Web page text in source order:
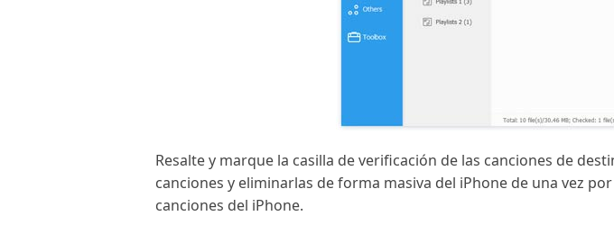
Resalte y marque la casilla de verificación de las canciones de
canciones y eliminarlas de forma masiva del iPhone de una vez
canciones del iPhone.